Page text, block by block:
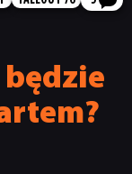
będzie